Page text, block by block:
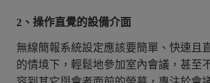
2、操作直覺的設備介面
無線簡報系統設定應該要簡單、快速且
的情境下，輕鬆地參加室內會議，甚至